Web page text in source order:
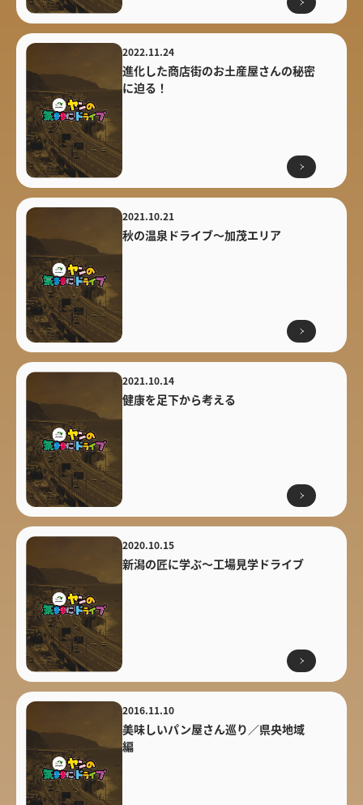
2022.11.24
進化した商店街のお土産屋さんの秘密
に迫る！
2021.10.21
秋の温泉ドライブ～加茂エリア
2021.10.14
健康を足下から考える
2020.10.15
新潟の匠に学ぶ～工場見学ドライブ
2016.11.10
美味しいパン屋さん巡り／県央地域
編